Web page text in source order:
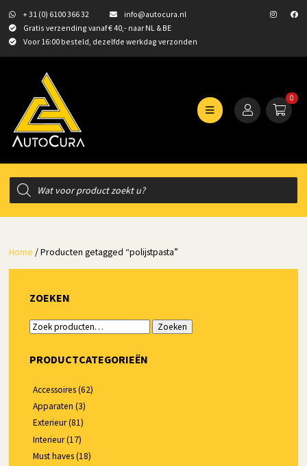
+ 31 (0) 6100 366 32
info@autocura.nl
Gratis verzending vanaf € 40,- naar NL & BE
Voor 16:00 besteld, dezelfde werkdag verzonden
0
Producten
zoeken
Home / Producten getagged “polijstpasta”
ZOEKEN
Zoeken
Zoeken
PRODUCTCATEGORIEËN
Accessoires (62)
Apparaten (3)
Exterieur(81)
Interieur(17)
Must haves (18)